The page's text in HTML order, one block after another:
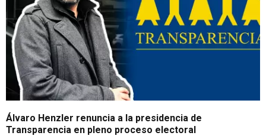
Álvaro Henzler renuncia a la presidencia de
Transparencia en pleno proceso electoral